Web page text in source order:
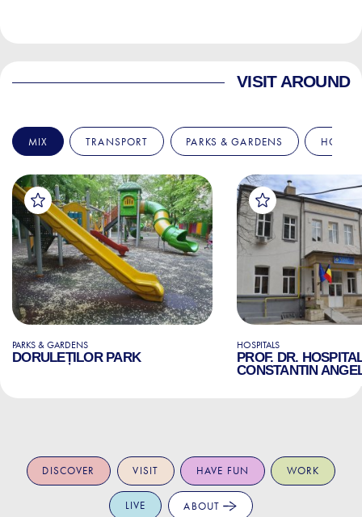
VISIT AROUND
MIX TRANSPORT PARKS & GARDENS
PARKS & GARDENS
DORULEȚILOR PARK
HOSPITALS
PROF. DR.
CONSTANTIN
DISCOVER VISIT HAVE FUN WORK
LIVE ABOUT